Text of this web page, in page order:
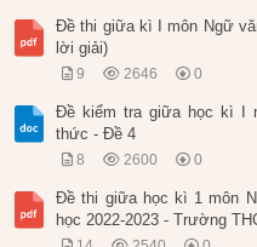
Đề thi giữa kì I môn Ngữ
lời giải)
9 2646 0
Đề kiểm tra giữa học kì I
thức - Đề 4
8 2600 0
Đề thi giữa học kì 1 môn
học 2022-2023 - Trường